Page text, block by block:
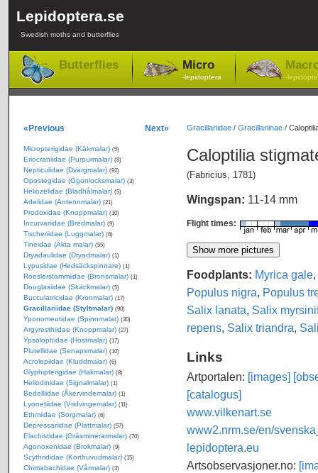
Lepidoptera.se
Swedish moths and butterflies
Butterflies Micro
-lepidoptera -
Gracillariidae/ Gracillariinae/
Caloptilia
(Fabricius, 1781)
Wingspan: 11-14 mm
Flight times:
Foodplants: Myrica gale,
Populus nigra, Populus
Salix lanata, Salix
repens, Salix triandra,
Links
Artportalen: [images]
[catalogus]
www.vilkenart.se
www2.nrm.se/en/
lepidoptera.eu
Artsobservasjoner.no:
«Previous Next»
Micropterigidae (Käkmalar) (5)
Eriocraniidae (Purpurmalar) (8)
Nepticulidae (Dvärgmalar) (92)
Opostegidae (Ögonlocksmalar) (3)
Heliozelidae (Bladhålmalar) (5)
Adelidae (Antennmalar) (21)
Prodoxidae (Knoppmalar) (10)
Incurvariidae (Bredmalar) (9)
Tischeriidae (Luggmalar) (6)
Tineidae (Äkta malar) (55)
Dryadaulidae (Dryadmalar) (1)
Lypusidae (Hedsäckspinnare) (1)
Roeslerstammiidae (Bronsmalar) (1)
Douglasiidae (Skäckmalar) (5)
Bucculatricidae (Kronmalar) (17)
Gracillariidae (Styltmalar) (90)
Yponomeutidae (Spinnmalar) (30)
Argyresthiidae (Knoppmalar) (27)
Ypsolophidae (Höstmalar) (17)
Plutellidae (Senapsmalar) (10)
Acrolepiidae (Kluddmalar) (6)
Glyphipterigidae (Hakmalar) (8)
Heliodinidae (Signalmalar) (1)
Bedelliidae (Åkervindemalar) (1)
Lyonetiidae (Vridvingemalar) (11)
Ethmiidae (Sorgmalar) (6)
Depressariidae (Plattmalar) (57)
Elachistidae (Gräsminerarmalar) (70)
Agonoxenidae (Brokmalar) (9)
Scythrididae (Korthuvudmalar) (15)
Chimabachidae (Vårmalar) (3)